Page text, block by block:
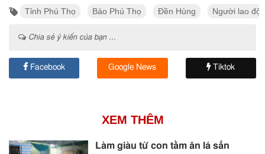
Tỉnh Phú Thọ Báo Phú Thọ Đền Hùng Người lao
Chia sẻ ý kiến của bạn ...
Facebook Google News Tiktok
XEM THÊM
Làm giàu từ con tằm ăn lá sắn